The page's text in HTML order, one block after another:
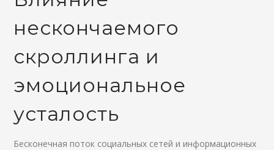
нескончаемого
скроллинга и
эмоциональное
усталость
Бесконечная поток социальных сетей и информационных